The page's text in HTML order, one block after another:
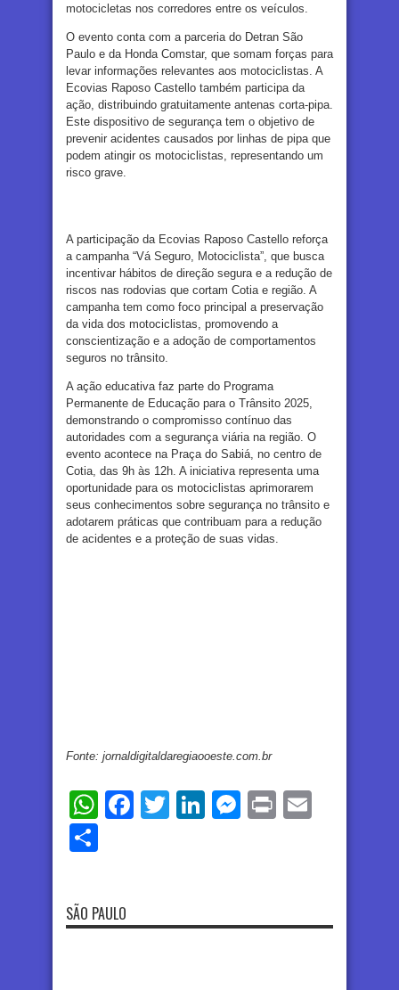
motocicletas nos corredores entre os veículos.
O evento conta com a parceria do Detran São
Paulo e da Honda Comstar, que somam forças para
levar informações relevantes aos motociclistas. A
Ecovias Raposo Castello também participa da
ação, distribuindo gratuitamente antenas corta-pipa.
Este dispositivo de segurança tem o objetivo de
prevenir acidentes causados por linhas de pipa que
podem atingir os motociclistas, representando um
risco grave.
A participação da Ecovias Raposo Castello reforça
a campanha “Vá Seguro, Motociclista”, que busca
incentivar hábitos de direção segura e a redução de
riscos nas rodovias que cortam Cotia e região. A
campanha tem como foco principal a preservação
da vida dos motociclistas, promovendo a
conscientização e a adoção de comportamentos
seguros no trânsito.
A ação educativa faz parte do Programa
Permanente de Educação para o Trânsito 2025,
demonstrando o compromisso contínuo das
autoridades com a segurança viária na região. O
evento acontece na Praça do Sabiá, no centro de
Cotia, das 9h às 12h. A iniciativa representa uma
oportunidade para os motociclistas aprimorarem
seus conhecimentos sobre segurança no trânsito e
adotarem práticas que contribuam para a redução
de acidentes e a proteção de suas vidas.
Fonte: jornaldigitaldaregiaooeste.com.br
WhatsApp
Facebook
TwitterLinkedIn
Messenger
Print
SÃO PAULO